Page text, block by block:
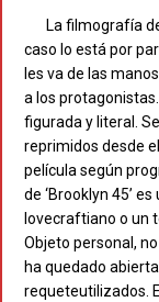
La filmografía
caso lo está por
les va de las
a los
figurada y literal.
reprimidos desde
película según
de ‘Brooklyn 45’
lovecraftiano o un
Objeto personal,
ha quedado
requeteutilizados.